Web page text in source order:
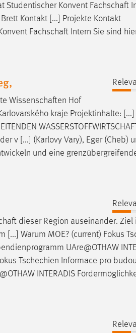
Studentischer Konvent Fachschaft
Kontakt [...] Projekte Kontakt
Fachschaft Intern Sie sind
Wissenschaften Hof
kraje Projektinhalte: [...]
v [...] (Karlovy Vary), Eger (Cheb)
und eine
dieser Region auseinander. Ziel
Warum MOE? (current) Fokus
UAre@OTHAW
Tschechien Informace pro
INTERADIS